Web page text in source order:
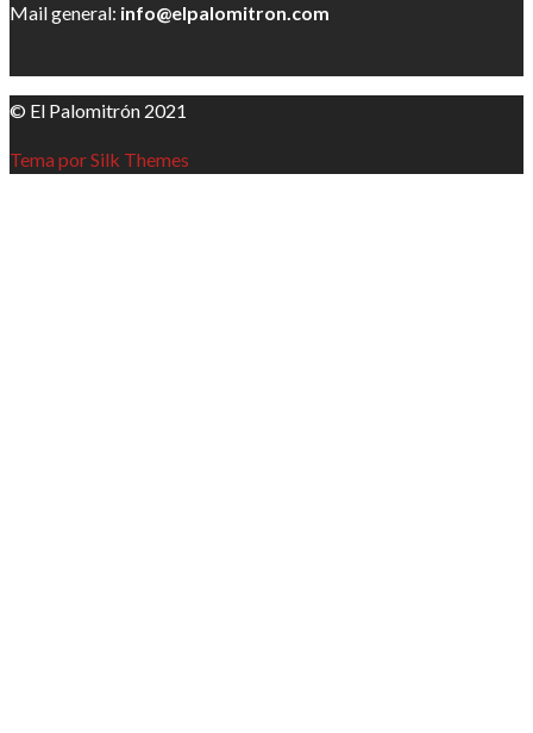
Mail general: info@elpalomitron.com
© El Palomitrón 2021
Tema por Silk Themes